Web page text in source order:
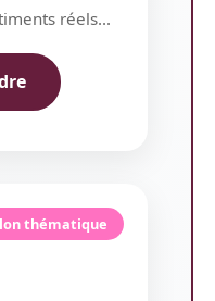
réels...
thématique